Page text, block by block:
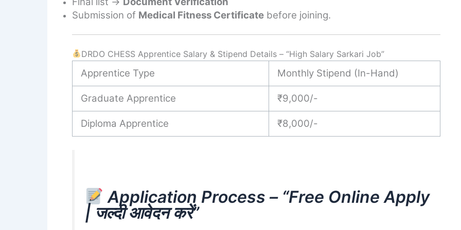
Submission of Medical Fitness Certificate before joining.
DRDO CHESS Apprentice Salary & Stipend Details – “High Salary Sarkari Job”
Apprentice Type Monthly Stipend (In-Hand)
Graduate Apprentice ₹9,000/-
Diploma Apprentice ₹8,000/-
Application Process – “Free Online Apply
| जल्दी आवेदन करें”